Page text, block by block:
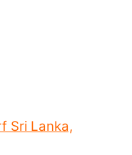
Sri Lanka,